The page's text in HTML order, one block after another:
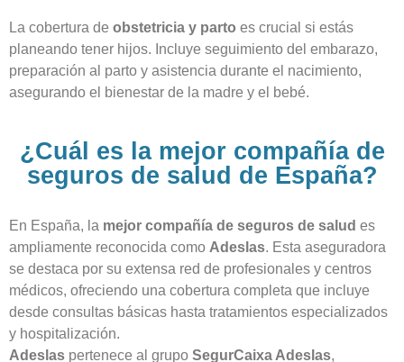
La cobertura de obstetricia y parto es crucial si estás
planeando tener hijos. Incluye seguimiento del embarazo,
preparación al parto y asistencia durante el nacimiento,
asegurando el bienestar de la madre y el bebé.
¿Cuál es la mejor compañía de
seguros de salud de España?
En España, la mejor compañía de seguros de salud es
ampliamente reconocida como Adeslas. Esta aseguradora
se destaca por su extensa red de profesionales y centros
médicos, ofreciendo una cobertura completa que incluye
desde consultas básicas hasta tratamientos especializados
y hospitalización.
Adeslas pertenece al grupo SegurCaixa Adeslas,